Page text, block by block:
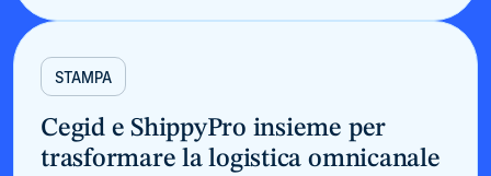
STAMPA
Cegid e ShippyPro insieme per
trasformare la logistica omnicanale